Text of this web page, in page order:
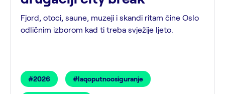
Fjord, otoci, saune, muzeji i skandi ritam čine Oslo
odličnim izborom kad ti treba svježije ljeto.
#2026 #laqoputnoosiguranje